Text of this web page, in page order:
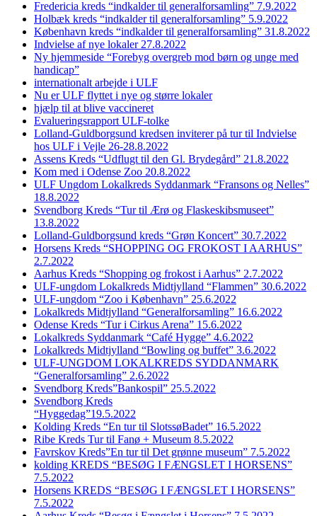
Fredericia kreds “indkalder til generalforsamling” 7.9.2022
Holbæk kreds “indkalder til generalforsamling” 5.9.2022
København kreds “indkalder til generalforsamling” 31.8.2022
Indvielse af nye lokaler 27.8.2022
Ny hjemmeside “Forebyg overgreb mod børn og unge med
handicap”
internationalt arbejde i ULF
Nu er ULF flyttet i nye og større lokaler
hjælp til at blive vaccineret
Evalueringsrapport ULF-tolke
Lolland-Guldborgsund kredsen inviterer på tur til Indvielse
hos ULF i Vejle 26-28.8.2022
Assens Kreds “Udflugt til den Gl. Brydegård” 21.8.2022
Kom med i Odense Zoo 20.8.2022
ULF Ungdom Lokalkreds Syddanmark “Fransons og Nelles”
18.8.2022
Svendborg Kreds “Tur til Ærø og Flaskeskibsmuseet”
13.8.2022
Lolland-Guldborgsund kreds “Grøn Koncert” 30.7.2022
Horsens Kreds “SHOPPING OG FROKOST I AARHUS”
2.7.2022
Aarhus Kreds “Shopping og frokost i Aarhus” 2.7.2022
ULF-ungdom Lokalkreds Midtjylland “Flammen” 30.6.2022
ULF-ungdom “Zoo i København” 25.6.2022
Lokalkreds Midtjylland “Generalforsamling” 16.6.2022
Odense Kreds “Tur i Cirkus Arena” 15.6.2022
Lokalkreds Syddanmark “Café Hygge” 4.6.2022
Lokalkreds Midtjylland “Bowling og buffet” 3.6.2022
ULF-UNGDOM LOKALKREDS SYDDANMARK
“Generalforsamling” 2.6.2022
Svendborg Kreds”Bankospil” 25.5.2022
Svendborg Kreds
“Hyggedag”19.5.2022
Kolding Kreds “En tur til SlotssøBadet” 16.5.2022
Ribe Kreds Tur til Fanø + Museum 8.5.2022
Favrskov Kreds”En tur til Det grønne museum” 7.5.2022
kolding KREDS “BESØG I FÆNGSLET I HORSENS”
7.5.2022
Horsens KREDS “BESØG I FÆNGSLET I HORSENS”
7.5.2022